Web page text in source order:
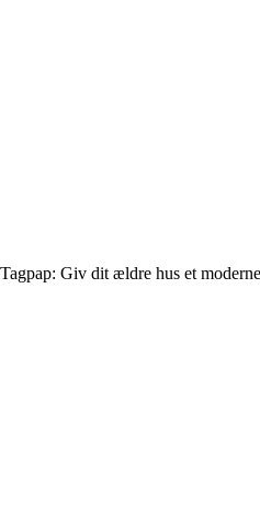
Tagpap: Giv dit ældre hus et